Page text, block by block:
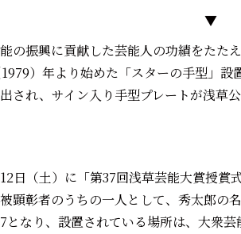
▼
の振興に貢献した芸能人の功績をたた
）年より始めた「スターの手型」
され、サイン入り手型プレートが浅草
日（土）に「第37回浅草芸能大賞授賞
顕彰者のうちの一人として、秀太郎の
となり、設置されている場所は、大衆